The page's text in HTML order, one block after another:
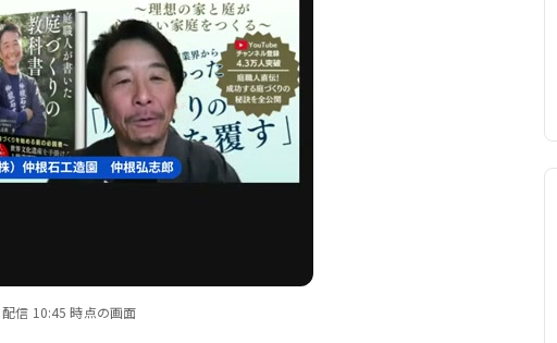
信 10:45 時点の画面